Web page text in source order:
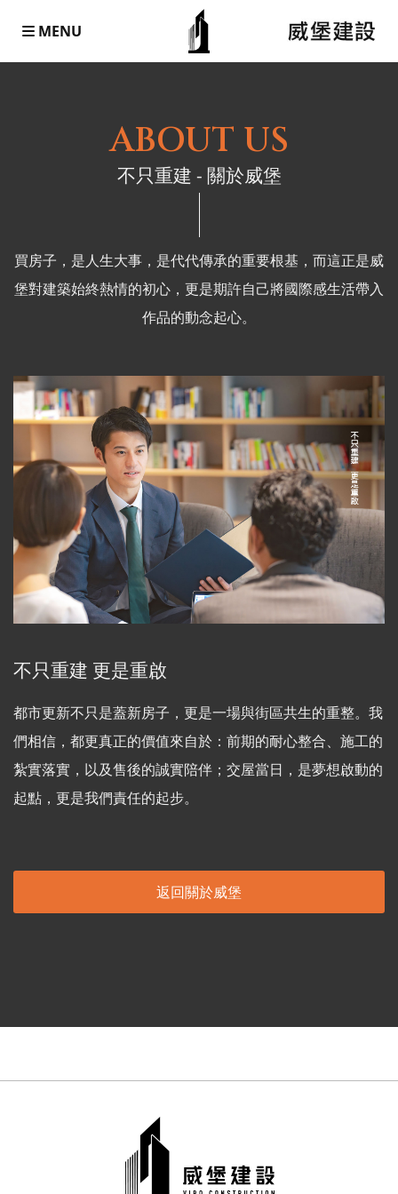
MENU
ABOUT US
不只重建 - 關於威堡
買房子，是人生大事，是代代傳承的重要根基，而這正是威
堡對建築始終熱情的初心，更是期許自己將國際感生活帶入
作品的動念起心。
不只重建 更是重啟
都市更新不只是蓋新房子，更是一場與街區共生的重整。我
們相信，都更真正的價值來自於：前期的耐心整合、施工的
紮實落實，以及售後的誠實陪伴；交屋當日，是夢想啟動的
起點，更是我們責任的起步。
返回關於威堡